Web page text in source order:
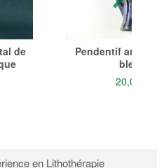
de
Pendentif ange
bleue
20,00 €
en Lithothérapie